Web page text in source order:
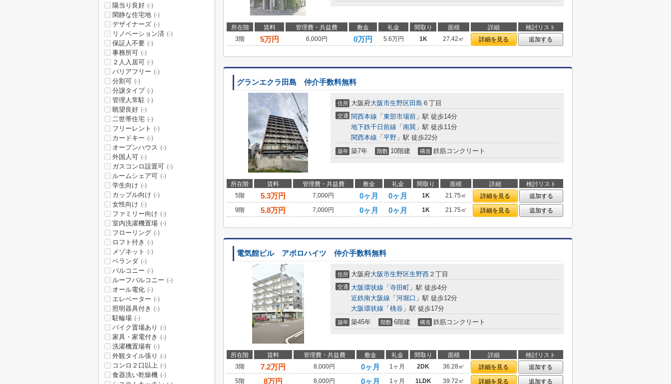
所在階 賃料 管理費・共益費 敷金 礼金 間取り 面積 詳細
検討リスト
3階
5万円 6,000円 0万円 5.6万円 1K 27.42㎡ 詳細を見る 追加する
グランエクラ田島 仲介手数料無料
住所 大阪府大阪市生野区田島 ６丁目
交通 関西本線 「 東部市場前 」駅 徒歩14分
地下鉄千日前線 「 南巽 」駅 徒歩11分
関西本線 「 平野 」駅 徒歩22分
築年 築7年 階数 10階建 構造 鉄筋コンクリート
所在階 賃料 管理費・共益費 敷金 礼金 間取り 面積 詳細
検討リスト
5階
5.3万円 7,000円 0ヶ月 0ヶ月 1K 21.75㎡ 詳細を見る
追加する
9階
5.8万円 7,000円 0ヶ月 0ヶ月 1K 21.75㎡ 詳細を見る 追加する
電気館ビル アポロハイツ 仲介手数料無料
住所 大阪府大阪市生野区生野西 ２丁目
交通 大阪環状線 「 寺田町 」駅 徒歩4分
近鉄南大阪線 「 河堀口 」駅 徒歩12分
大阪環状線 「 桃谷 」駅 徒歩17分
築年 築45年 階数 6階建 構造 鉄筋コンクリート
所在階 賃料 管理費・共益費 敷金 礼金 間取り 面積 詳細
検討リスト
3階
7.2万円 8,000円 0ヶ月 1ヶ月 2DK 36.28㎡ 詳細を見る
追加する
5階
8万円 8,000円 0ヶ月 1ヶ月 1LDK 39.72㎡ 詳細を見る 追加する
陽当り良好 (-)
閑静な住宅地 (-)
デザイナーズ (-)
リノベーション済 (-)
保証人不要 (-)
事務所可 (-)
２人入居可 (-)
バリアフリー (-)
分割可 (-)
分譲タイプ (-)
管理人常駐 (-)
眺望良好 (-)
二世帯住宅 (-)
フリーレント (-)
カードキー (-)
オープンハウス (-)
外国人可 (-)
ガスコンロ設置可 (-)
ルームシェア可 (-)
学生向け (-)
カップル向け (-)
女性向け (-)
ファミリー向け (-)
室内洗濯機置場 (-)
フローリング (-)
ロフト付き (-)
メゾネット (-)
ベランダ (-)
バルコニー (-)
ルーフバルコニー (-)
オール電化 (-)
エレベーター (-)
照明器具付き (-)
駐輪場 (-)
バイク置場あり (-)
家具・家電付き (-)
洗濯機置場有 (-)
外観タイル張り (-)
コンロ２口以上 (-)
食器洗い乾燥機 (-)